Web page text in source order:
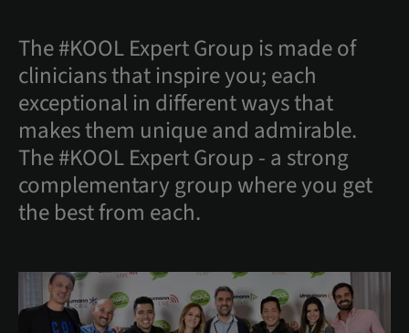
The #KOOL Expert Group is made of
clinicians that inspire you; each
exceptional in different ways that
makes them unique and admirable.
The #KOOL Expert Group - a strong
complementary group where you get
the best from each.